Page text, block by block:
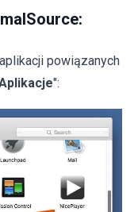
powiązanych
":